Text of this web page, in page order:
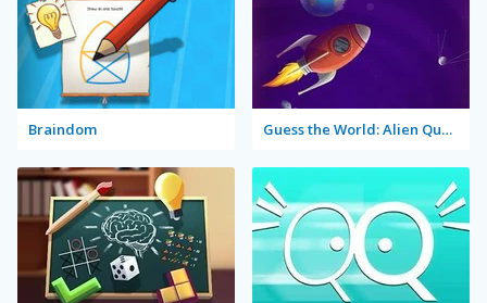
Braindom Guess the World: Alien Quest